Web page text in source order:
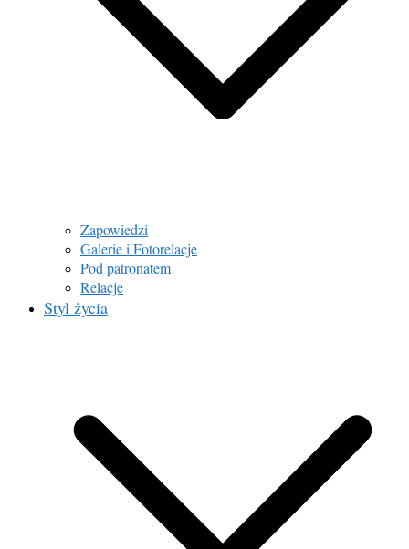
Zapowiedzi
Galerie i Fotorelacje
Pod patronatem
Relacje
Styl życia